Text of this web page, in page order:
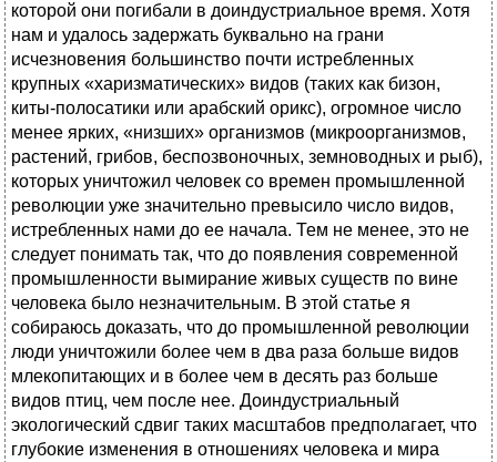
которой они погибали в доиндустриальное время. Хотя
нам и удалось задержать буквально на грани
исчезновения большинство почти истребленных
крупных «харизматических» видов (таких как бизон,
киты-полосатики или арабский орикс), огромное число
менее ярких, «низших» организмов (микроорганизмов,
растений, грибов, беспозвоночных, земноводных и рыб),
которых уничтожил человек со времен промышленной
революции уже значительно превысило число видов,
истребленных нами до ее начала. Тем не менее, это не
следует понимать так, что до появления современной
промышленности вымирание живых существ по вине
человека было незначительным. В этой статье я
собираюсь доказать, что до промышленной революции
люди уничтожили более чем в два раза больше видов
млекопитающих и в более чем в десять раз больше
видов птиц, чем после нее. Доиндустриальный
экологический сдвиг таких масштабов предполагает, что
глубокие изменения в отношениях человека и мира